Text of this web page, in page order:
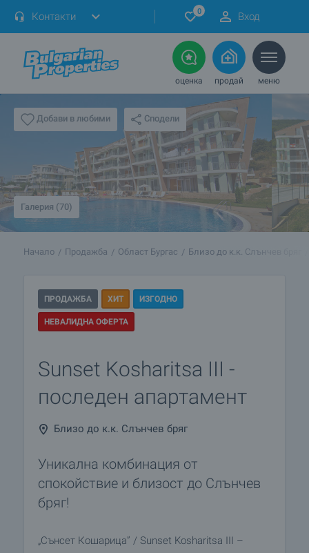
Контакти 0 Вход
оценка продай меню
Добави в любими Сподели
Галерия (70)
Начало Продажба Област Бургас Близо до к.к. Слънчев бряг
ПРОДАЖБА ХИТ ИЗГОДНО
НЕВАЛИДНА ОФЕРТА
Sunset Kosharitsa III -
последен апартамент
Близо до к.к. Слънчев бряг
Уникална комбинация от
спокойствие и близост до Слънчев
бряг!
„Сънсет Кошарица” / Sunset Kosharitsa III –